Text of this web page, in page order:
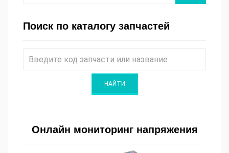
Поиск по каталогу запчастей
Онлайн мониторинг напряжения